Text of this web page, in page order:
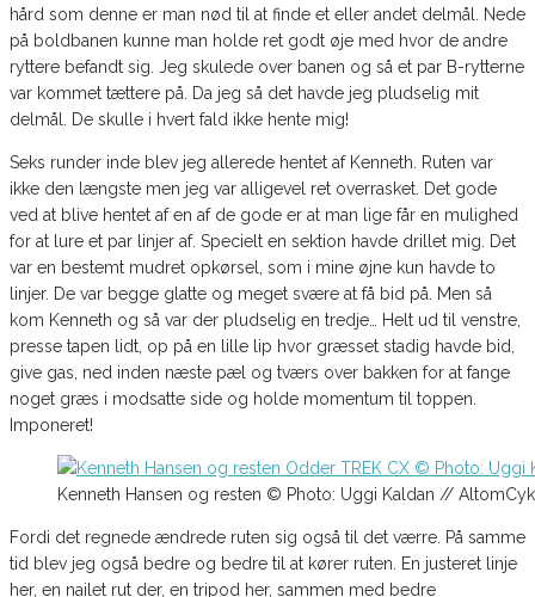
hård som denne er man nød til at finde et eller andet delmål. Nede
på boldbanen kunne man holde ret godt øje med hvor de andre
ryttere befandt sig. Jeg skulede over banen og så et par B-rytterne
var kommet tættere på. Da jeg så det havde jeg pludselig mit
delmål. De skulle i hvert fald ikke hente mig!
Seks runder inde blev jeg allerede hentet af Kenneth. Ruten var
ikke den længste men jeg var alligevel ret overrasket. Det gode
ved at blive hentet af en af de gode er at man lige får en mulighed
for at lure et par linjer af. Specielt en sektion havde drillet mig. Det
var en bestemt mudret opkørsel, som i mine øjne kun havde to
linjer. De var begge glatte og meget svære at få bid på. Men så
kom Kenneth og så var der pludselig en tredje… Helt ud til venstre,
presse tapen lidt, op på en lille lip hvor græsset stadig havde bid,
give gas, ned inden næste pæl og tværs over bakken for at fange
noget græs i modsatte side og holde momentum til toppen.
Imponeret!
Kenneth Hansen og resten © Photo: Uggi Kaldan //
Fordi det regnede ændrede ruten sig også til det værre. På samme
tid blev jeg også bedre og bedre til at kører ruten. En justeret linje
her, en nailet rut der, en tripod her, sammen med bedre